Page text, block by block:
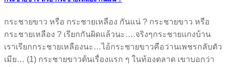
กระชายขาว​ หรือ​ กระชายเหลือง กันแน่ ? กระชายขาว​ หรือ​
กระชายเหลือง ? เรียกกันผิดแล้วนะ….จริงๆ​กระชายแกงบ้าน
เราเรียกกระชายเหลืองนะ…ไอ้กระชายขาวคือว่านเพชรกลับตัว
เมีย… (1) กระชายขาวต้นเรื่องแรก ๆ ในท้องตลาด ​เขาบอกว่า